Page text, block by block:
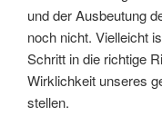
und der Ausbeutung
noch nicht. Vielleicht
Schritt in die richtige
Wirklichkeit unseres
stellen.